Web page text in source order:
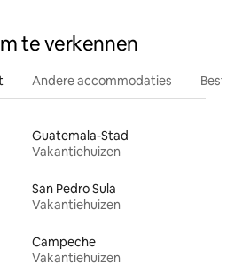
te verkennen
Andere accommodaties
Guatemala-Stad
Vakantiehuizen
San Pedro Sula
Vakantiehuizen
Campeche
Vakantiehuizen